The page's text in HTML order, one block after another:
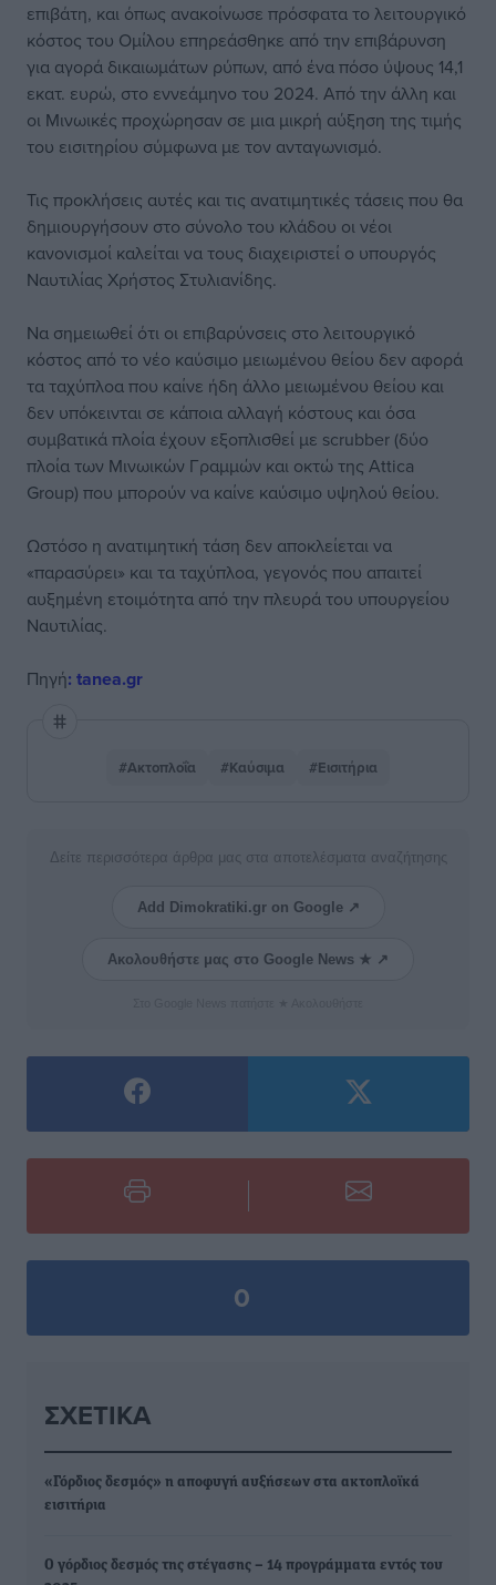
επιβάτη, και όπως ανακοίνωσε πρόσφατα το λειτουργικό
κόστος του Ομίλου επηρεάσθηκε από την επιβάρυνση
για αγορά δικαιωμάτων ρύπων, από ένα πόσο ύψους 14,1
εκατ. ευρώ, στο εννεάμηνο του 2024. Από την άλλη και
οι Μινωικές προχώρησαν σε μια μικρή αύξηση της τιμής
του εισιτηρίου σύμφωνα με τον ανταγωνισμό.
Τις προκλήσεις αυτές και τις ανατιμητικές τάσεις που θα
δημιουργήσουν στο σύνολο του κλάδου οι νέοι
κανονισμοί καλείται να τους διαχειριστεί ο υπουργός
Ναυτιλίας Χρήστος Στυλιανίδης.
Να σημειωθεί ότι οι επιβαρύνσεις στο λειτουργικό
κόστος από το νέο καύσιμο μειωμένου θείου δεν αφορά
τα ταχύπλοα που καίνε ήδη άλλο μειωμένου θείου και
δεν υπόκεινται σε κάποια αλλαγή κόστους και όσα
συμβατικά πλοία έχουν εξοπλισθεί με scrubber (δύο
πλοία των Μινωικών Γραμμών και οκτώ της Attica
Group) που μπορούν να καίνε καύσιμο υψηλού θείου.
Ωστόσο η ανατιμητική τάση δεν αποκλείεται να
«παρασύρει» και τα ταχύπλοα, γεγονός που απαιτεί
αυξημένη ετοιμότητα από την πλευρά του υπουργείου
Ναυτιλίας.
Πηγή: tanea.gr
#Ακτοπλοΐα #Καύσιμα #Εισιτήρια
Δείτε περισσότερα άρθρα μας στα αποτελέσματα αναζήτησης
Add Dimokratiki.gr on Google ↗
Ακολουθήστε μας στο Google News ★ ↗
0
ΣΧΕΤΙΚΆ
«Γόρδιος δεσμός» η αποφυγή αυξήσεων στα ακτοπλοϊκά
εισιτήρια
Ο γόρδιος δεσμός της στέγασης – 14 προγράμματα εντός του